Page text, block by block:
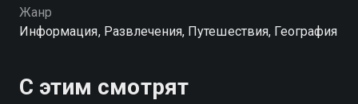
Жанр
Информация, Развлечения, Путешествия, География
С этим смотрят